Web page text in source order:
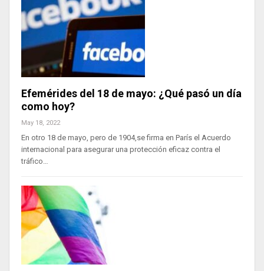
Efemérides del 18 de mayo: ¿Qué pasó un día
como hoy?
May 18, 2022
En otro 18 de mayo, pero de 1904,se firma en París el Acuerdo
internacional para asegurar una protección eficaz contra el
tráfico…